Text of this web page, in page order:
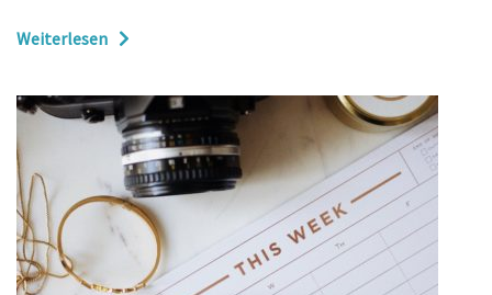
Weiterlesen